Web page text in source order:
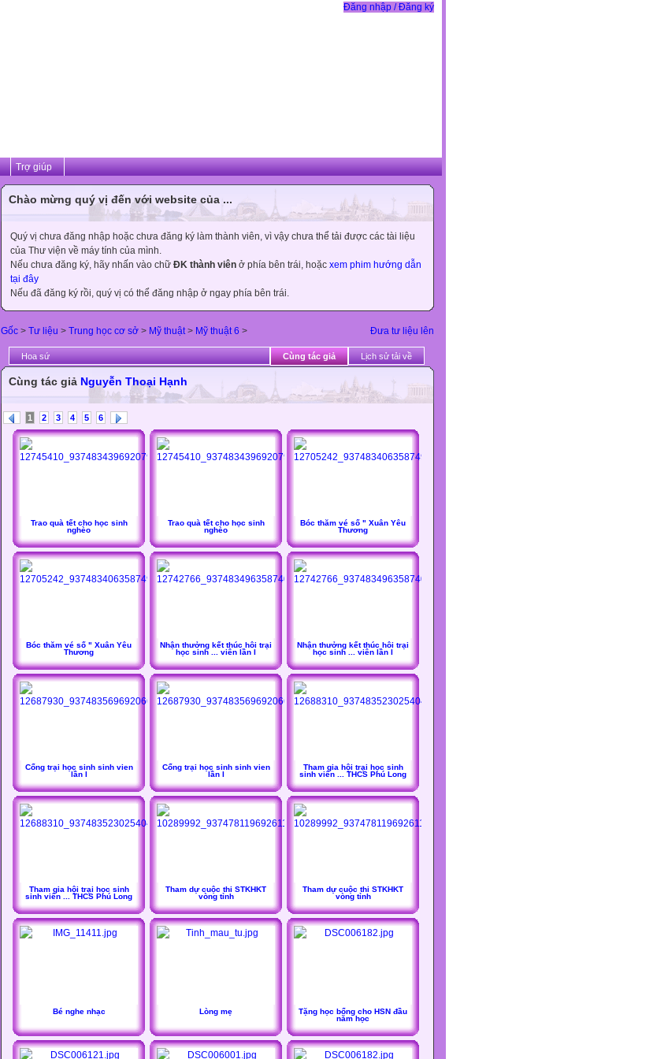
Đăng nhập / Đăng ký
Trợ giúp
Chào mừng quý vị đến với website của ...
Quý vị chưa đăng nhập hoặc chưa đăng ký làm thành viên, vì vậy chưa thể tải được các tài liệu
của Thư viện về máy tính của mình.
Nếu chưa đăng ký, hãy nhấn vào chữ ĐK thành viên ở phía bên trái, hoặc xem phim hướng dẫn
tại đây
Nếu đã đăng ký rồi, quý vị có thể đăng nhập ở ngay phía bên trái.
Đưa tư liệu lên
Gốc > Tư liệu > Trung học cơ sở > Mỹ thuật> Mỹ thuật 6 >
Hoa sứ Cùng tác giả Lịch sử tải về
Cùng tác giả Nguyễn Thoại Hạnh
1 2 3 4 5 6
Trao quà tết cho học sinh
nghèo
Trao quà tết cho học sinh
nghèo
Bóc thăm vé số " Xuân Yêu
Thương
Bóc thăm vé số " Xuân Yêu
Thương
Nhận thưởng kết thúc hôi trại
học sinh ... viên lần I
Nhận thưởng kết thúc hôi trại
học sinh ... viên lần I
Cổng trại học sinh sinh vien
lần I
Cổng trại học sinh sinh vien
lần I
Tham gia hội trại học sinh
sinh viên ... THCS Phú Long
Tham gia hội trại học sinh
sinh viên ... THCS Phú Long
Tham dự cuộc thi STKHKT
vòng tỉnh
Tham dự cuộc thi STKHKT
vòng tỉnh
Bé nghe nhạc Lòng mẹ
Tặng học bổng cho HSN đầu
năm học